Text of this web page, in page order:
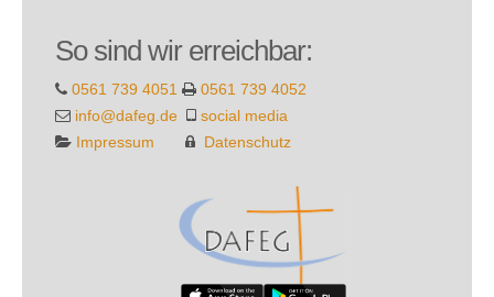
So sind wir erreichbar:
0561 739 4051
0561 739 4052
info@dafeg.de
social media
Impressum
Datenschutz